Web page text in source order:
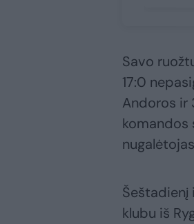
Savo
17:0
Andoros ir
komandos
Šeštadienį
klubu iš